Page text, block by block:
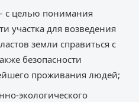
с целью понимания
участка для возведения
земли справиться с
безопасности
проживания людей;
экологического